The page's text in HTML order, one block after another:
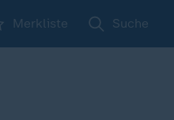
Merkliste Suche